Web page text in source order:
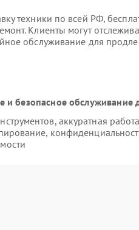
техники по всей РФ,
Клиенты могут
обслуживание для
безопасное обслуживание
аккуратная